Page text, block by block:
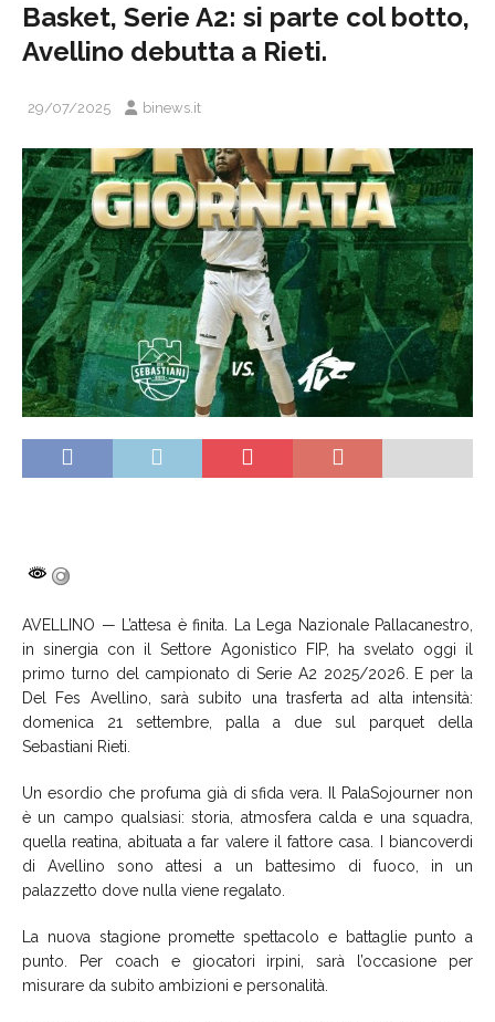
Basket, Serie A2: si parte col botto,
Avellino debutta a Rieti.
29/07/2025 binews.it
AVELLINO — L’attesa è finita. La Lega Nazionale Pallacanestro,
in sinergia con il Settore Agonistico FIP, ha svelato oggi il
primo turno del campionato di Serie A2 2025/2026. E per la
Del Fes Avellino, sarà subito una trasferta ad alta intensità:
domenica 21 settembre, palla a due sul parquet della
Sebastiani Rieti.
Un esordio che profuma già di sfida vera. Il PalaSojourner non
è un campo qualsiasi: storia, atmosfera calda e una squadra,
quella reatina, abituata a far valere il fattore casa. I biancoverdi
di Avellino sono attesi a un battesimo di fuoco, in un
palazzetto dove nulla viene regalato.
La nuova stagione promette spettacolo e battaglie punto a
punto. Per coach e giocatori irpini, sarà l’occasione per
misurare da subito ambizioni e personalità.